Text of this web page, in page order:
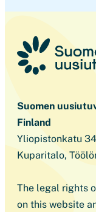
Suomen
Finland
Yliopistonkatu
Kuparitalo,
The legal rights
on this website